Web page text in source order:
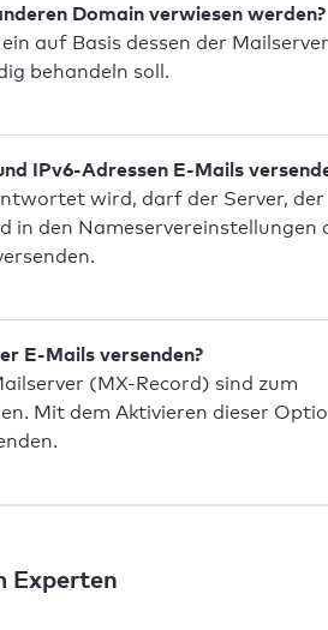
Domain verwiesen werden?
auf Basis dessen der Mailserver
behandeln soll.
IPv6-Adressen E-Mails
wird, darf der Server, der
in den Nameservereinstellungen
E-Mails versenden?
(MX-Record) sind zum
Mit dem Aktivieren dieser
Experten